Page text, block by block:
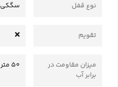
نوع قفل سگکی
تقویم
میزان مقاومت در
برابر آب
50 متر